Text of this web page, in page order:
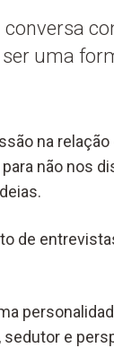
uma
na
não nos
de
e